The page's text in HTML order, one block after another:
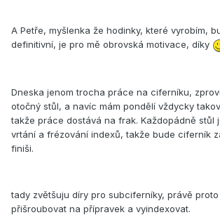
A Petře, myšlenka že hodinky, které vyrobím,
definitivní, je pro mě obrovská motivace, díky
Dneska jenom trocha práce na ciferníku,
otočný stůl, a navíc mám pondělí vždycky
takže práce dostává na frak. Každopádně stůl
vrtání a frézování indexů, takže bude ciferník
finiši.
tady zvětšuju díry pro subciferníky, právě
přišroubovat na přípravek a vyindexovat.